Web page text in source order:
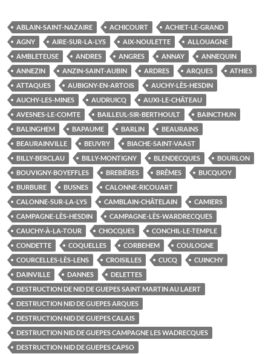
ABLAIN-SAINT-NAZAIRE ACHICOURT
ACHIET-LE-GRAND
AGNY
AIRE-SUR-LA-LYS AIX-NOULETTE
ALLOUAGNE
AMBLETEUSE
ANDRES ANGRES ANNAY
ANNEQUIN
ANNEZIN
ANZIN-SAINT-AUBIN ARDRES ARQUES
ATHIES
ATTAQUES
AUBIGNY-EN-ARTOIS
AUCHY-LÈS-HESDIN
AUCHY-LES-MINES
AUDRUICQ
AUXI-LE-CHÂTEAU
AVESNES-LE-COMTE
BAILLEUL-SIR-BERTHOULT
BAINCTHUN
BALINGHEM
BAPAUME BARLIN
BEAURAINS
BEAURAINVILLE
BEUVRY
BIACHE-SAINT-VAAST
BILLY-BERCLAU
BILLY-MONTIGNY BLENDECQUES
BOURLON
BOUVIGNY-BOYEFFLES
BREBIÈRES BRÊMES
BUCQUOY
BURBURE
BUSNES
CALONNE-RICOUART
CALONNE-SUR-LA-LYS
CAMBLAIN-CHÂTELAIN
CAMIERS
CAMPAGNE-LÈS-HESDIN
CAMPAGNE-LÈS-WARDRECQUES
CAUCHY-À-LA-TOUR
CHOCQUES
CONCHIL-LE-TEMPLE
CONDETTE
COQUELLES CORBEHEM
COULOGNE
COURCELLES-LÈS-LENS
CROISILLES CUCQ
CUINCHY
DAINVILLE
DANNES
DELETTES
DESTRUCTION DE NID DE GUEPES SAINT MARTIN AU LAERT
DESTRUCTION NID DE GUEPES ARQUES
DESTRUCTION NID DE GUEPES CALAIS
DESTRUCTION NID DE GUEPES CAMPAGNE LES WADRECQUES
DESTRUCTION NID DE GUEPES CAPSO